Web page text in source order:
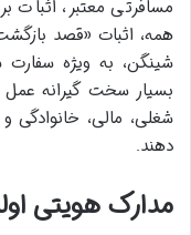
مسافرتی معتبر،
همه، اثبات «قصد
شینگن، به ویژه سفارت
بسیار سخت گیرانه
شغلی، مالی، خانوادگی
دهند.
مدارک هویتی